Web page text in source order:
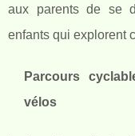
aux parents de se
enfants qui explorent
Parcours
vélos